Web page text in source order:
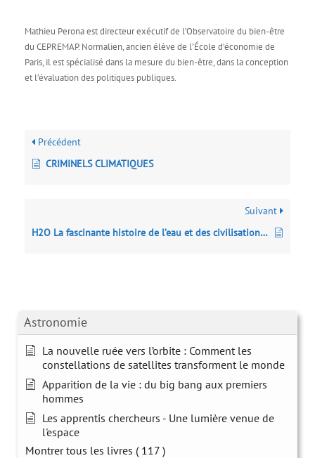
Astronomie
La nouvelle ruée vers l’orbite : Comment les
constellations de satellites transforment le monde
Apparition de la vie : du big bang aux premiers
hommes
Les apprentis chercheurs - Une lumière venue de
l'espace
Montrer tous les livres ( 117 )
Mathieu Perona est directeur exécutif de l’Observatoire du bien-être
du CEPREMAP. Normalien, ancien élève de l’École d’économie de
Paris, il est spécialisé dans la mesure du bien-être, dans la conception
et l’évaluation des politiques publiques.
Précédent
CRIMINELS CLIMATIQUES
Suivant
H2O La fascinante histoire de l’eau et des civilisations, de l’Antiquité à nos jours